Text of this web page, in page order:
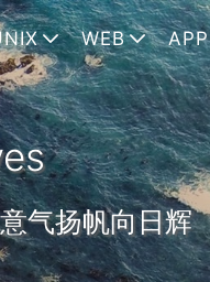
WEB APP
气扬帆向日辉